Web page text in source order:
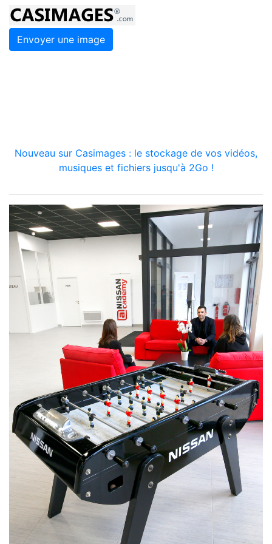
Envoyer une image
Nouveau sur Casimages : le stockage de vos vidéos,
musiques et fichiers jusqu'à 2Go !